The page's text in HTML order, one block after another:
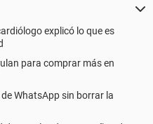
explicó lo que es
para comprar más en
WhatsApp sin borrar la